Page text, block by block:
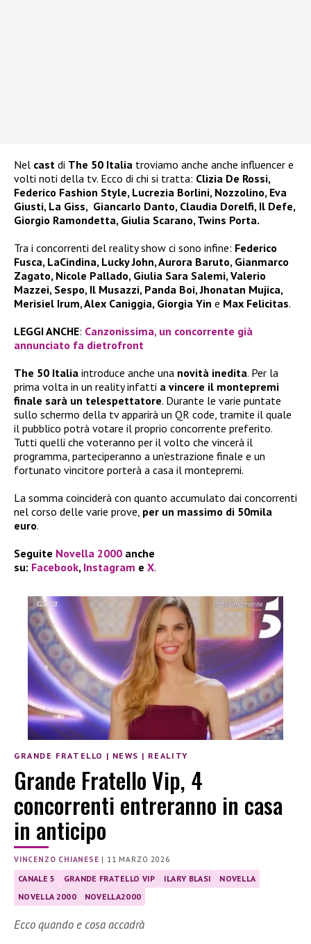
Nel cast di The 50 Italia troviamo anche anche influencer e
volti noti della tv. Ecco di chi si tratta: Clizia De Rossi,
Federico Fashion Style, Lucrezia Borlini, Nozzolino, Eva
Giusti, La Giss, Giancarlo Danto, Claudia Dorelfi, Il Defe,
Giorgio Ramondetta, Giulia Scarano, Twins Porta.
Tra i concorrenti del reality show ci sono infine: Federico
Fusca, LaCindina, Lucky John, Aurora Baruto, Gianmarco
Zagato, Nicole Pallado, Giulia Sara Salemi, Valerio
Mazzei, Sespo, Il Musazzi, Panda Boi, Jhonatan Mujica,
Merisiel Irum, Alex Caniggia, Giorgia Yin e Max Felicitas.
LEGGI ANCHE: Canzonissima, un concorrente già
annunciato fa dietrofront
The 50 Italia introduce anche una novità inedita. Per la
prima volta in un reality infatti a vincere il montepremi
finale sarà un telespettatore. Durante le varie puntate
sullo schermo della tv apparirà un QR code, tramite il quale
il pubblico potrà votare il proprio concorrente preferito.
Tutti quelli che voteranno per il volto che vincerà il
programma, parteciperanno a un’estrazione finale e un
fortunato vincitore porterà a casa il montepremi.
La somma coinciderà con quanto accumulato dai concorrenti
nel corso delle varie prove, per un massimo di 50mila
euro.
Seguite Novella 2000 anche
su: Facebook, Instagram e X.
GRANDE FRATELLO | NEWS | REALITY
Grande Fratello Vip, 4
concorrenti entreranno in casa
in anticipo
VINCENZO CHIANESE | 11 MARZO 2026
CANALE 5 GRANDE FRATELLO VIP ILARY BLASI
NOVELLA
NOVELLA 2000
NOVELLA2000
Ecco quando e cosa accadrà